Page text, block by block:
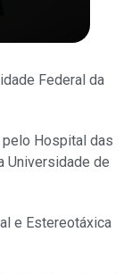
Federal da
pelo Hospital das
Universidade de
e Estereotáxica